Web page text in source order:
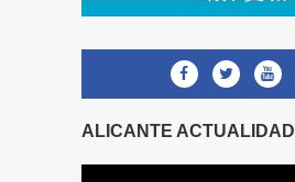
ALICANTE ACTUALIDAD